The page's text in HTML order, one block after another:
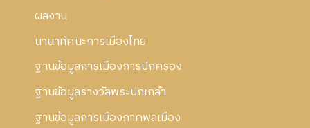
ผลงาน
นานาทัศนะการเมืองไทย
ฐานข้อมูลการเมืองการปกครอง
ฐานข้อมูลรางวัลพระปกเกล้า
ฐานข้อมูลการเมืองภาคพลเมือง